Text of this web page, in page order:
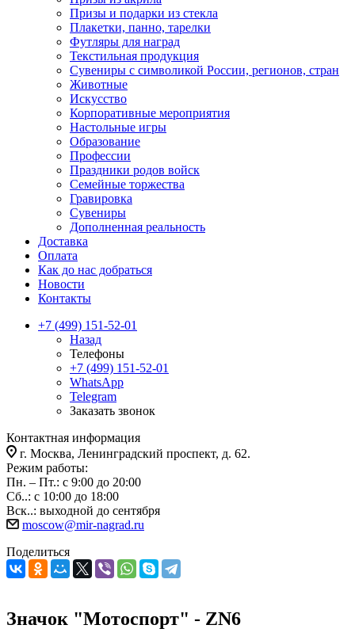
Призы и подарки из стекла
Плакетки, панно, тарелки
Футляры для наград
Текстильная продукция
Сувениры с символикой России, регионов, стран
Животные
Искусство
Корпоративные мероприятия
Настольные игры
Образование
Профессии
Праздники родов войск
Семейные торжества
Гравировка
Сувениры
Дополненная реальность
Доставка
Оплата
Как до нас добраться
Новости
Контакты
+7 (499) 151-52-01
Назад
Телефоны
+7 (499) 151-52-01
WhatsApp
Telegram
Заказать звонок
Контактная информация
г. Москва, Ленинградский проспект, д. 62.
Режим работы:
Пн. – Пт.: с 9:00 до 20:00
Сб..: с 10:00 до 18:00
Вск..: выходной до сентября
moscow@mir-nagrad.ru
Поделиться
Значок "Мотоспорт" - ZN6